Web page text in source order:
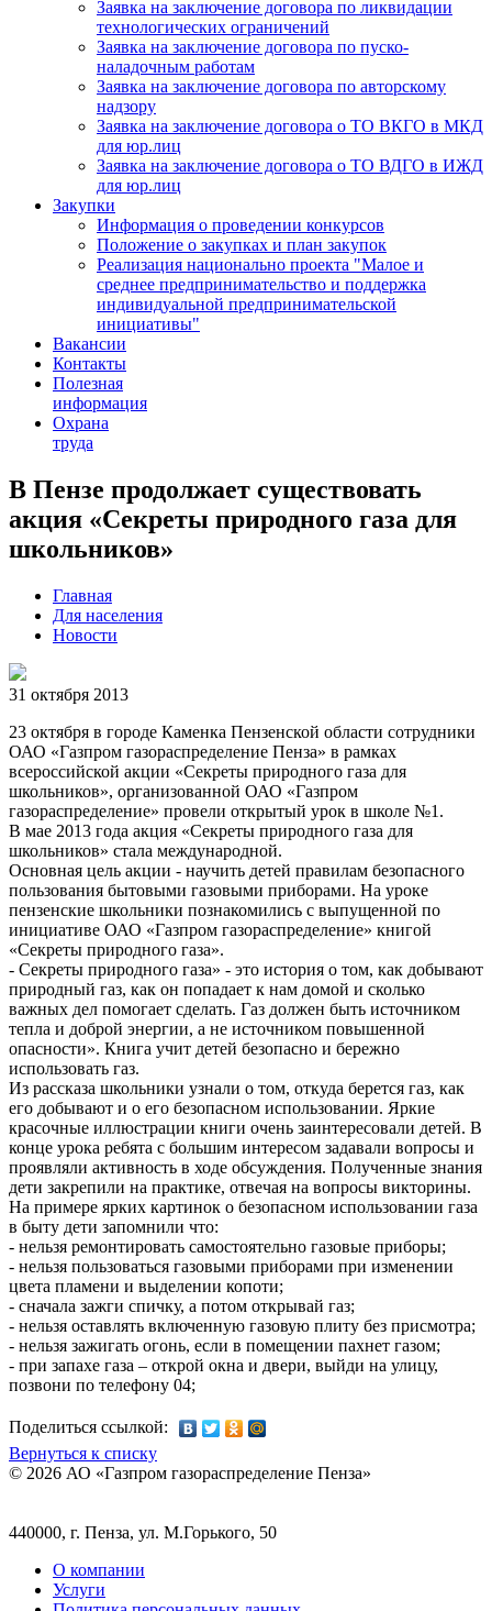
Заявка на заключение договора по ликвидации
технологических ограничений
Заявка на заключение договора по пуско-
наладочным работам
Заявка на заключение договора по авторскому
надзору
Заявка на заключение договора о ТО ВКГО в МКД
для юр.лиц
Заявка на заключение договора о ТО ВДГО в ИЖД
для юр.лиц
Закупки
Информация о проведении конкурсов
Положение о закупках и план закупок
Реализация национально проекта "Малое и
среднее предпринимательство и поддержка
индивидуальной предпринимательской
инициативы"
Вакансии
Контакты
Полезная
информация
Охрана
труда
В Пензе продолжает существовать
акция «Секреты природного газа для
школьников»
Главная
Для населения
Новости
31 октября 2013
23 октября в городе Каменка Пензенской области сотрудники
ОАО «Газпром газораспределение Пенза» в рамках
всероссийской акции «Секреты природного газа для
школьников», организованной ОАО «Газпром
газораспределение» провели открытый урок в школе №1.
В мае 2013 года акция «Секреты природного газа для
школьников» стала международной.
Основная цель акции - научить детей правилам безопасного
пользования бытовыми газовыми приборами. На уроке
пензенские школьники познакомились с выпущенной по
инициативе ОАО «Газпром газораспределение» книгой
«Секреты природного газа».
- Секреты природного газа» - это история о том, как добывают
природный газ, как он попадает к нам домой и сколько
важных дел помогает сделать. Газ должен быть источником
тепла и доброй энергии, а не источником повышенной
опасности». Книга учит детей безопасно и бережно
использовать газ.
Из рассказа школьники узнали о том, откуда берется газ, как
его добывают и о его безопасном использовании. Яркие
красочные иллюстрации книги очень заинтересовали детей. В
конце урока ребята с большим интересом задавали вопросы и
проявляли активность в ходе обсуждения. Полученные знания
дети закрепили на практике, отвечая на вопросы викторины.
На примере ярких картинок о безопасном использовании газа
в быту дети запомнили что:
- нельзя ремонтировать самостоятельно газовые приборы;
- нельзя пользоваться газовыми приборами при изменении
цвета пламени и выделении копоти;
- сначала зажги спичку, а потом открывай газ;
- нельзя оставлять включенную газовую плиту без присмотра;
- нельзя зажигать огонь, если в помещении пахнет газом;
- при запахе газа – открой окна и двери, выйди на улицу,
позвони по телефону 04;
Поделиться ссылкой:
Вернуться к списку
© 2026 АО «Газпром газораспределение Пенза»
440000, г. Пенза, ул. М.Горького, 50
О компании
Услуги